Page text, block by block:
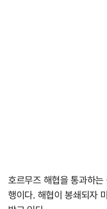
호르무즈 해협을 통과하
행이다. 해협이 봉쇄되자